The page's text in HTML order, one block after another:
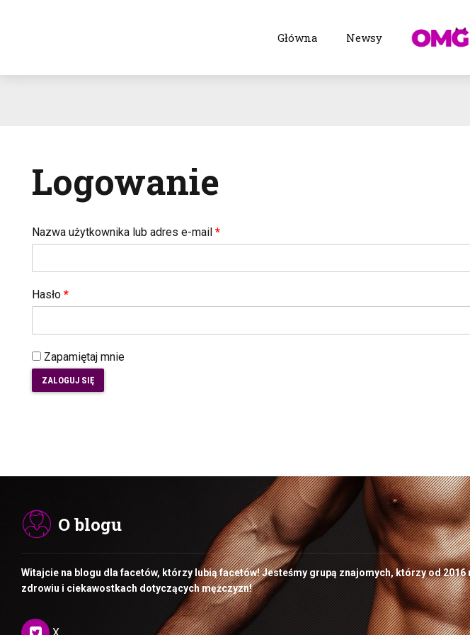
Główna Newsy
Logowanie
Nazwa użytkownika lub adres e-mail *
Hasło *
Zapamiętaj mnie
ZALOGUJ SIĘ
O blogu
Witajcie na blogu dla facetów, którzy lubią facetów! Jesteśmy grupą znajomych, którzy od
zdrowiu i ciekawostkach dotyczących mężczyzn!